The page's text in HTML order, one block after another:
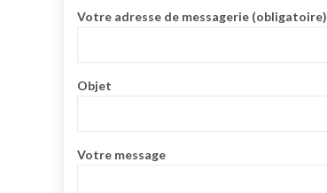
Votre adresse de messagerie (obligatoire)
Objet
Votre message